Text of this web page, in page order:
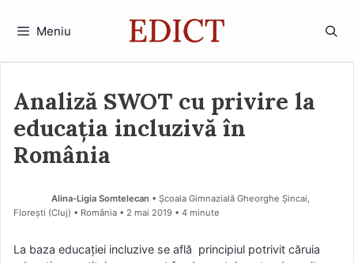
Meniu
Analiză SWOT cu privire la
educația incluzivă în
România
Alina-Ligia Somtelecan • Școala Gimnazială Gheorghe Șincai,
Florești (Cluj) • România
2 mai 2019 • 4 minute
La baza educației incluzive se află principiul potrivit căruia